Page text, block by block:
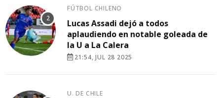
FÚTBOL CHILENO
Lucas Assadi dejó a todos
aplaudiendo en notable goleada de
la U a La Calera
21:54, JUL 28 2025
U. DE CHILE